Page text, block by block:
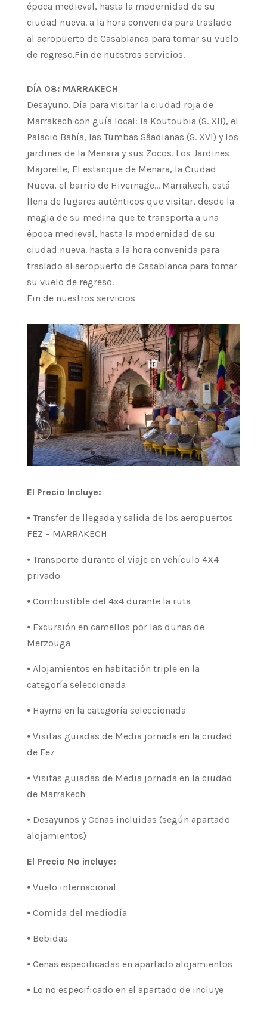
época medieval, hasta la modernidad de su
ciudad nueva. a la hora convenida para traslado
al aeropuerto de Casablanca para tomar su vuelo
de regreso.Fin de nuestros servicios.
DÍA 08: MARRAKECH
Desayuno. Día para visitar la ciudad roja de
Marrakech con guía local: la Koutoubia (S. XII), el
Palacio Bahía, las Tumbas Sâadianas (S. XVI) y los
jardines de la Menara y sus Zocos. Los Jardines
Majorelle, El estanque de Menara, la Ciudad
Nueva, el barrio de Hivernage… Marrakech, está
llena de lugares auténticos que visitar, desde la
magia de su medina que te transporta a una
época medieval, hasta la modernidad de su
ciudad nueva. hasta a la hora convenida para
traslado al aeropuerto de Casablanca para tomar
su vuelo de regreso.
Fin de nuestros servicios
El Precio Incluye:
⦁ Transfer de llegada y salida de los aeropuertos
FEZ – MARRAKECH
⦁ Transporte durante el viaje en vehículo 4X4
privado
⦁ Combustible del 4×4 durante la ruta
⦁ Excursión en camellos por las dunas de
Merzouga
⦁ Alojamientos en habitación triple en la
categoría seleccionada
⦁ Hayma en la categoría seleccionada
⦁ Visitas guiadas de Media jornada en la ciudad
de Fez
⦁ Visitas guiadas de Media jornada en la ciudad
de Marrakech
⦁ Desayunos y Cenas incluidas (según apartado
alojamientos)
El Precio No incluye:
⦁ Vuelo internacional
⦁ Comida del mediodía
⦁ Bebidas
⦁ Cenas especificadas en apartado alojamientos
⦁ Lo no especificado en el apartado de incluye